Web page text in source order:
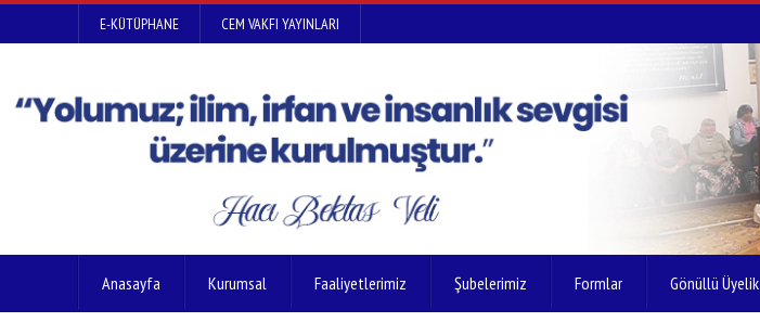
E-KÜTÜPHANE CEM VAKFI YAYINLARI
Anasayfa Kurumsal Faaliyetlerimiz Şubelerimiz Formlar Gönüllü Üyelik